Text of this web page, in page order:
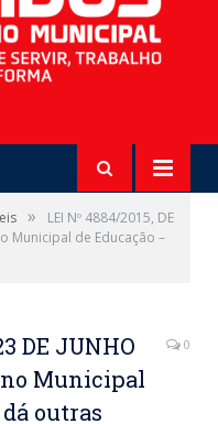
»
LEI Nº 4884/2015, DE
Municipal de Educação –
DE JUNHO
Municipal
outras
0